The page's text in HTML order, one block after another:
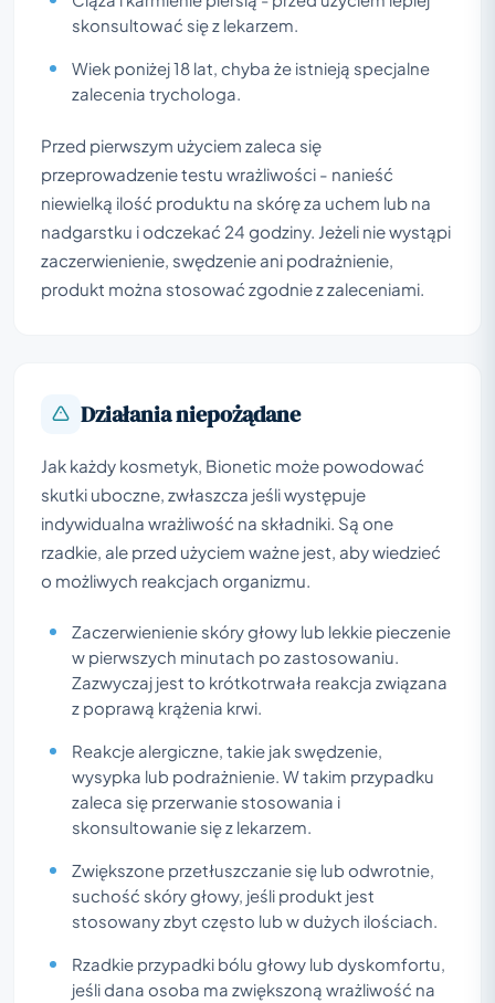
skonsultować się z lekarzem.
Wiek poniżej 18 lat, chyba że istnieją specjalne
zalecenia trychologa.
Przed pierwszym użyciem zaleca się
przeprowadzenie testu wrażliwości - nanieść
niewielką ilość produktu na skórę za uchem lub na
nadgarstku i odczekać 24 godziny. Jeżeli nie wystąpi
zaczerwienienie, swędzenie ani podrażnienie,
produkt można stosować zgodnie z zaleceniami.
Działania niepożądane
Jak każdy kosmetyk, Bionetic może powodować
skutki uboczne, zwłaszcza jeśli występuje
indywidualna wrażliwość na składniki. Są one
rzadkie, ale przed użyciem ważne jest, aby wiedzieć
o możliwych reakcjach organizmu.
Zaczerwienienie skóry głowy lub lekkie pieczenie
w pierwszych minutach po zastosowaniu.
Zazwyczaj jest to krótkotrwała reakcja związana
z poprawą krążenia krwi.
Reakcje alergiczne, takie jak swędzenie,
wysypka lub podrażnienie. W takim przypadku
zaleca się przerwanie stosowania i
skonsultowanie się z lekarzem.
Zwiększone przetłuszczanie się lub odwrotnie,
suchość skóry głowy, jeśli produkt jest
stosowany zbyt często lub w dużych ilościach.
Rzadkie przypadki bólu głowy lub dyskomfortu,
jeśli dana osoba ma zwiększoną wrażliwość na